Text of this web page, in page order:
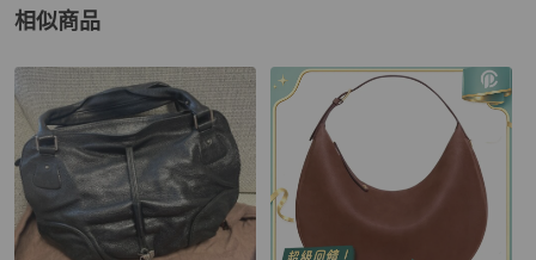
相似商品
更多相似Celine女包推薦精品